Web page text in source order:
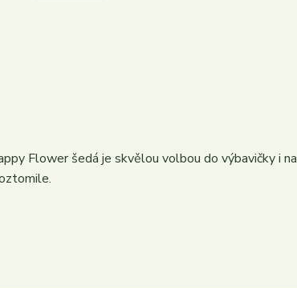
Flower šedá je skvělou volbou do výbavičky i na